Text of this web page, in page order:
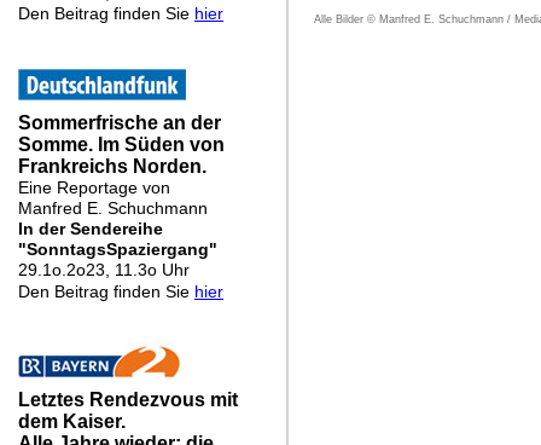
Alle Bilder © Manfred E. Schuchmann /